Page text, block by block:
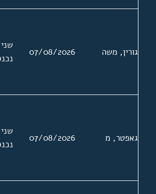
גורין, משה 07/08/2026
גאפטר, מ 07/08/2026